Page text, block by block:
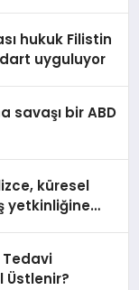
hukuk Filistin
uyguluyor
savaşı bir ABD
küresel
yetkinliğine
Tedavi
Üstlenir?